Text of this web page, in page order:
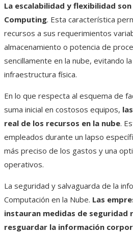
La escalabilidad y flexibilidad
Computing. Esta característica
recursos a sus requerimientos
almacenamiento o potencia de
sencillamente en la nube, evitando
infraestructura física.
En lo que respecta al esquema de
suma inicial en costosos equipos,
real de los recursos en la nube.
empleados durante un lapso
más preciso de los gastos y una
operativos.
La seguridad y salvaguarda de la
Computación en la Nube. Las
instauran medidas de
resguardar la información